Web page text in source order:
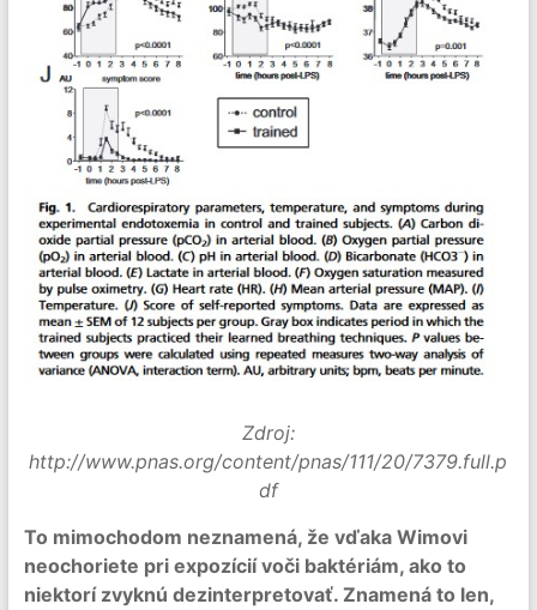
Zdroj:
http://www.pnas.org/content/pnas/111/20/7379.full.p
df
To mimochodom neznamená, že vďaka Wimovi
neochoriete pri expozícií voči baktériám, ako to
niektorí zvyknú dezinterpretovať. Znamená to len,